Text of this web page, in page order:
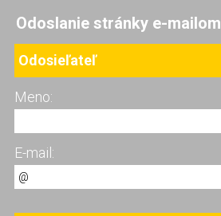
Odoslanie stránky e-mailom
Odosieľateľ
Meno:
E-mail: